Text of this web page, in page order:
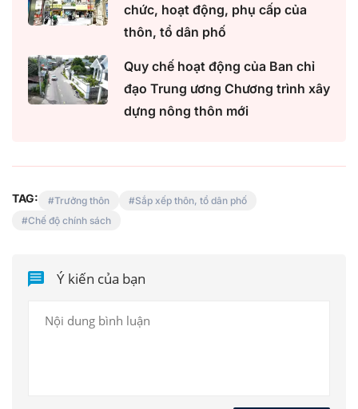
chức, hoạt động, phụ cấp của
thôn, tổ dân phố
Quy chế hoạt động của Ban chỉ
đạo Trung ương Chương trình xây
dựng nông thôn mới
TAG: Trưởng thôn
Sắp xếp thôn, tổ dân phố
Chế độ chính sách
Ý kiến của bạn